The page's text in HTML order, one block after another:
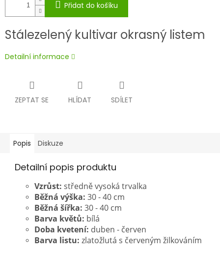
Přidat do košíku
Stálezelený kultivar okrasný listem
Detailní informace
ZEPTAT SE HLÍDAT SDÍLET
Popis Diskuze
Detailní popis produktu
Vzrůst: středně vysoká trvalka
Běžná výška: 30 - 40 cm
Běžná šířka: 30 - 40 cm
Barva květů: bílá
Doba kvetení: duben - červen
Barva listu: zlatožlutá s červeným žilkováním